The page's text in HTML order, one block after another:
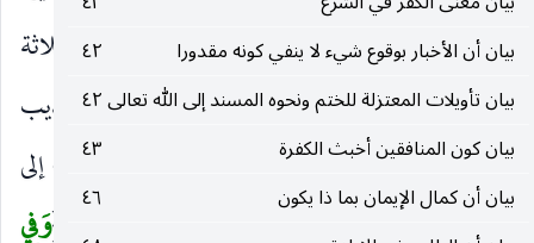
بيان أن الأخبار بوقوع شيء لا ينفي كونه مقدورا
٤٢
بيان تأويلات المعتزلة للختم ونحوه المسند إلى الله تعالى٤٢
بيان كون المنافقين أخبث الكفرة
٤٣
بيان أن كمال الإيمان بما ذا يكون
٤٦
صريحا أو ضمنا ، فإنها بكثرتها وتشعبها منحصرة في ثلاثة
أشياء : صحة الاعتقاد ، وحسن المعاشرة ، وتهذيب
النفس. وقد أشير إلى الأول بقوله :
مَنْ آمَنَ بِاللهِ ) إلى
وَالنَّبِيِّينَ . وإلى الثاني بقوله : إلى (وَفِي